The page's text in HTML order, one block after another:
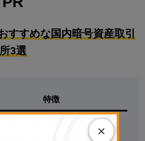
すすめな国内暗号資産取引
所3選
特徴
の少額投資から試せる！】
暗号資産アプリダウンロード
×